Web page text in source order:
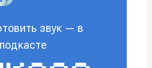
звук — в
подкасте